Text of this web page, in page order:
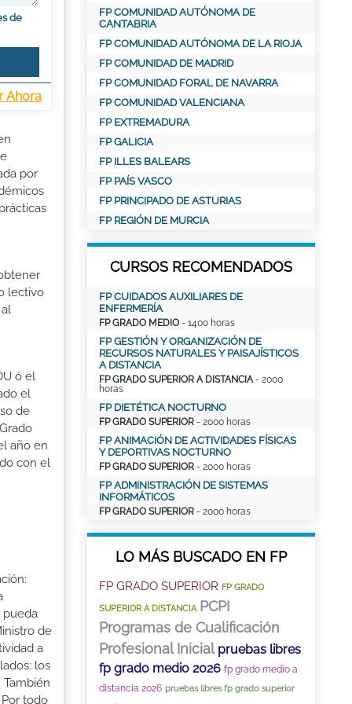
de
Ahora
por
lectivo
ó el
el
de
año en
con el
pueda
de
a
los
todo
FP COMUNIDAD AUTÓNOMA DE
CANTABRIA
FP COMUNIDAD AUTÓNOMA DE LA RIOJA
FP COMUNIDAD DE MADRID
FP COMUNIDAD FORAL DE NAVARRA
FP COMUNIDAD VALENCIANA
FP EXTREMADURA
FP GALICIA
FP ILLES BALEARS
FP PAÍS VASCO
FP PRINCIPADO DE ASTURIAS
FP REGIÓN DE MURCIA
CURSOS RECOMENDADOS
FP CUIDADOS AUXILIARES DE
ENFERMERÍA
FP GRADO MEDIO - 1400 horas
FP GESTIÓN Y ORGANIZACIÓN DE
RECURSOS NATURALES Y PAISAJÍSTICOS
A DISTANCIA
FP GRADO SUPERIOR A DISTANCIA- 2000
horas
FP DIETÉTICA NOCTURNO
FP GRADO SUPERIOR - 2000 horas
FP ANIMACIÓN DE ACTIVIDADES FÍSICAS
Y DEPORTIVAS NOCTURNO
FP GRADO SUPERIOR - 2000 horas
FP ADMINISTRACIÓN DE SISTEMAS
INFORMÁTICOS
FP GRADO SUPERIOR - 2000 horas
LO MÁS BUSCADO EN FP
FP GRADO SUPERIOR FP GRADO
SUPERIOR A DISTANCIA PCPI
Programas de Cualificación
Profesional Inicial pruebas libres
fp grado medio 2026 fp grado medio a
distancia 2026 pruebas libres fp grado superior